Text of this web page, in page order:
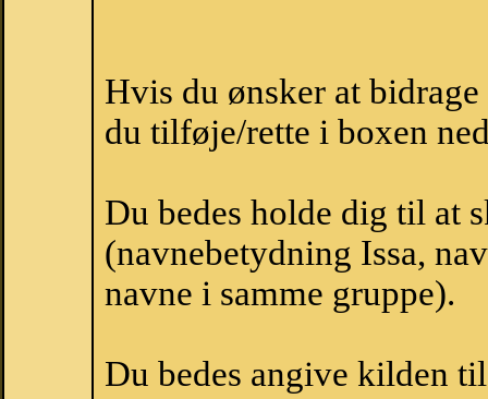
Hvis du ønsker at
du tilføje/rette i boxen
Du bedes holde dig til at
(navnebetydning Issa,
navne i samme gruppe).
Du bedes angive kilden